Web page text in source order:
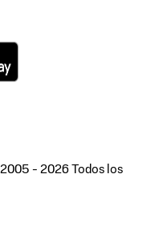
2005 - 2026 Todos los